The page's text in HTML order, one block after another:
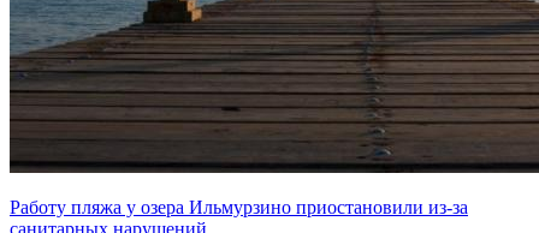
Работу пляжа у озера Ильмурзино приостановили из-за